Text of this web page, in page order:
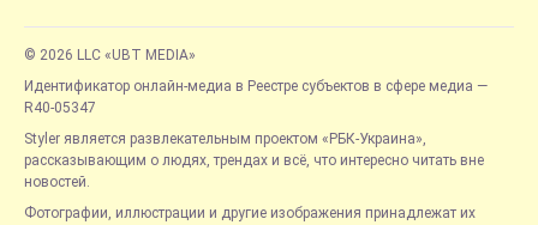
© 2026 LLC «UBT MEDIA»
Идентификатор онлайн-медиа в Реестре субъектов в сфере медиа —
R40-05347
Styler является развлекательным проектом «РБК-Украина»,
рассказывающим о людях, трендах и всё, что интересно читать вне
новостей.
Фотографии, иллюстрации и другие изображения принадлежат их